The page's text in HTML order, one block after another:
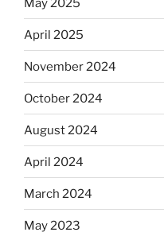
May 2025
April 2025
November 2024
October 2024
August 2024
April 2024
March 2024
May 2023